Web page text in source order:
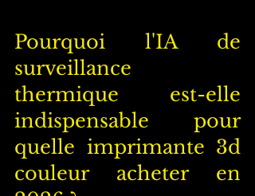
Pourquoi l'IA de
surveillance
thermique est-elle
indispensable pour
quelle imprimante 3d
couleur acheter en